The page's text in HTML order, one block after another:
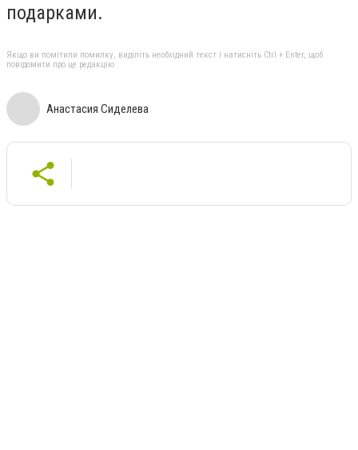
подарками.
Якщо ви помітили помилку, виділіть необхідний текст і натисніть Ctrl + Enter, щоб
повідомити про це редакцію
Анастасия Сиделева